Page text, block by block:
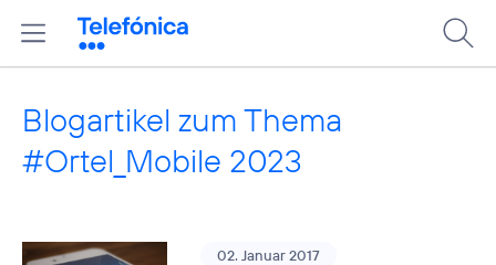
Blogartikel zum Thema
#Ortel_Mobile 2023
02. Januar 2017